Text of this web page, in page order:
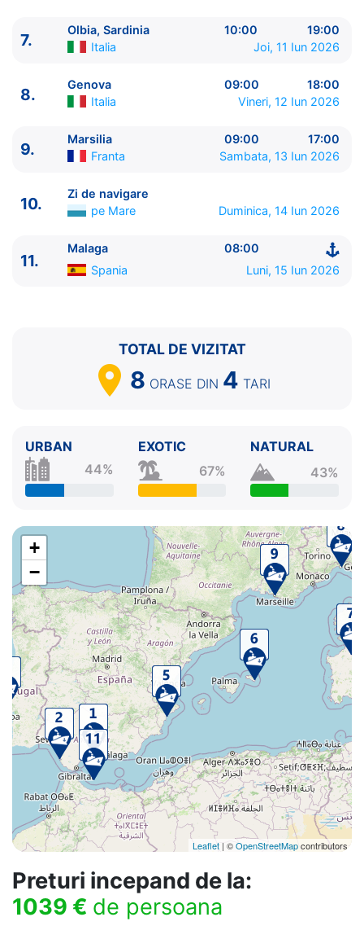
Lisabona Portugalia
09:00 - 18:00
4.
Zi de navigare
0:00 - 0:00
6.
Mao-Mahon
09:00 - 16:00
Olbia, Sardinia
10:00 - 19:00
9.
Marsilia Franta
Zi de navigare
0:00 - 0:00
Malaga Spania
7.
Olbia, Sardinia 10:00
19:00
Italia
Joi, 11 Iun 2026
8.
Genova 09:00
18:00
Italia
Vineri, 12 Iun 2026
9.
Marsilia 09:00
17:00
Franta
Sambata, 13 Iun 2026
10.
Zi de navigare
pe Mare
Duminica, 14 Iun 2026
11.
Malaga
08:00
Spania
Luni, 15 Iun 2026
TOTAL DE VIZITAT
8 ORASE DIN 4 TARI
URBAN
44%
EXOTIC
67%
NATURAL
43%
+
−
Leaflet | ©OpenStreetMapcontributors
Preturi incepand de la:
1039 € de persoana